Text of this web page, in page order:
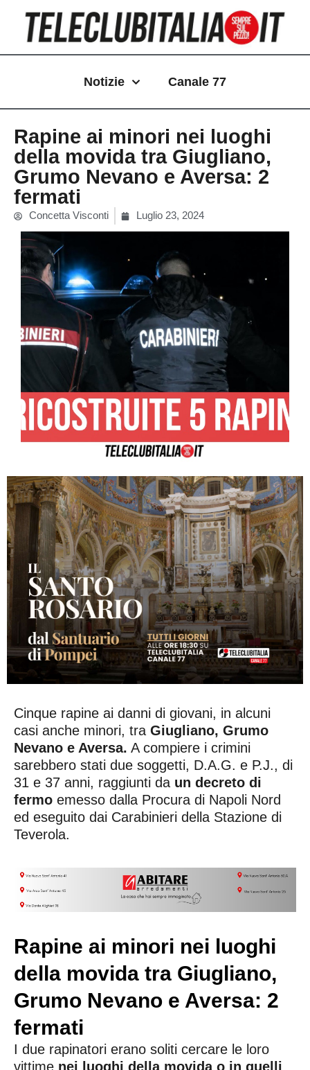
contenuto
Notizie Canale 77
Rapine ai minori nei luoghi
della movida tra Giugliano,
Grumo Nevano e Aversa: 2
fermati
Concetta Visconti Luglio 23, 2024
Cinque rapine ai danni di giovani, in alcuni
casi anche minori, tra Giugliano, Grumo
Nevano e Aversa. A compiere i crimini
sarebbero stati due soggetti, D.A.G. e P.J., di
31 e 37 anni, raggiunti da un decreto di
fermo emesso dalla Procura di Napoli Nord
ed eseguito dai Carabinieri della Stazione di
Teverola.
Rapine ai minori nei luoghi
della movida tra Giugliano,
Grumo Nevano e Aversa: 2
fermati
I due rapinatori erano soliti cercare le loro
vittime nei luoghi della movida o in quelli